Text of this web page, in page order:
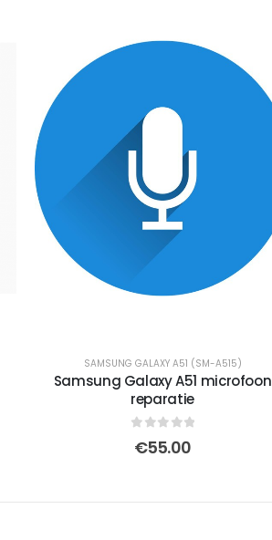
SAMSUNG GALAXY A51 (SM-A515)
Samsung Galaxy A51 microfoon
reparatie
out of 5
€55.00